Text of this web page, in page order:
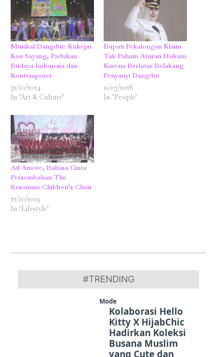
Musikal Dangdut: Kukejar
Kau Sayang, Padukan
Budaya Indonesia dan
Kontemporer
31/10/2024
In "Art & Culture"
Bupati Pekalongan Klaim
Tak Paham Aturan Hukum
Karena Berlatar Belakang
Penyanyi Dangdut
11/03/2026
In "People"
Ad Amore, Bahasa Cinta
Persembahan The
Resonanz Children’s Choir
22/10/2019
In "Lifestyle"
01
#TRENDING
Mode
Kolaborasi Hello
Kitty X HijabChic
Hadirkan Koleksi
Busana Muslim
yang Cute dan